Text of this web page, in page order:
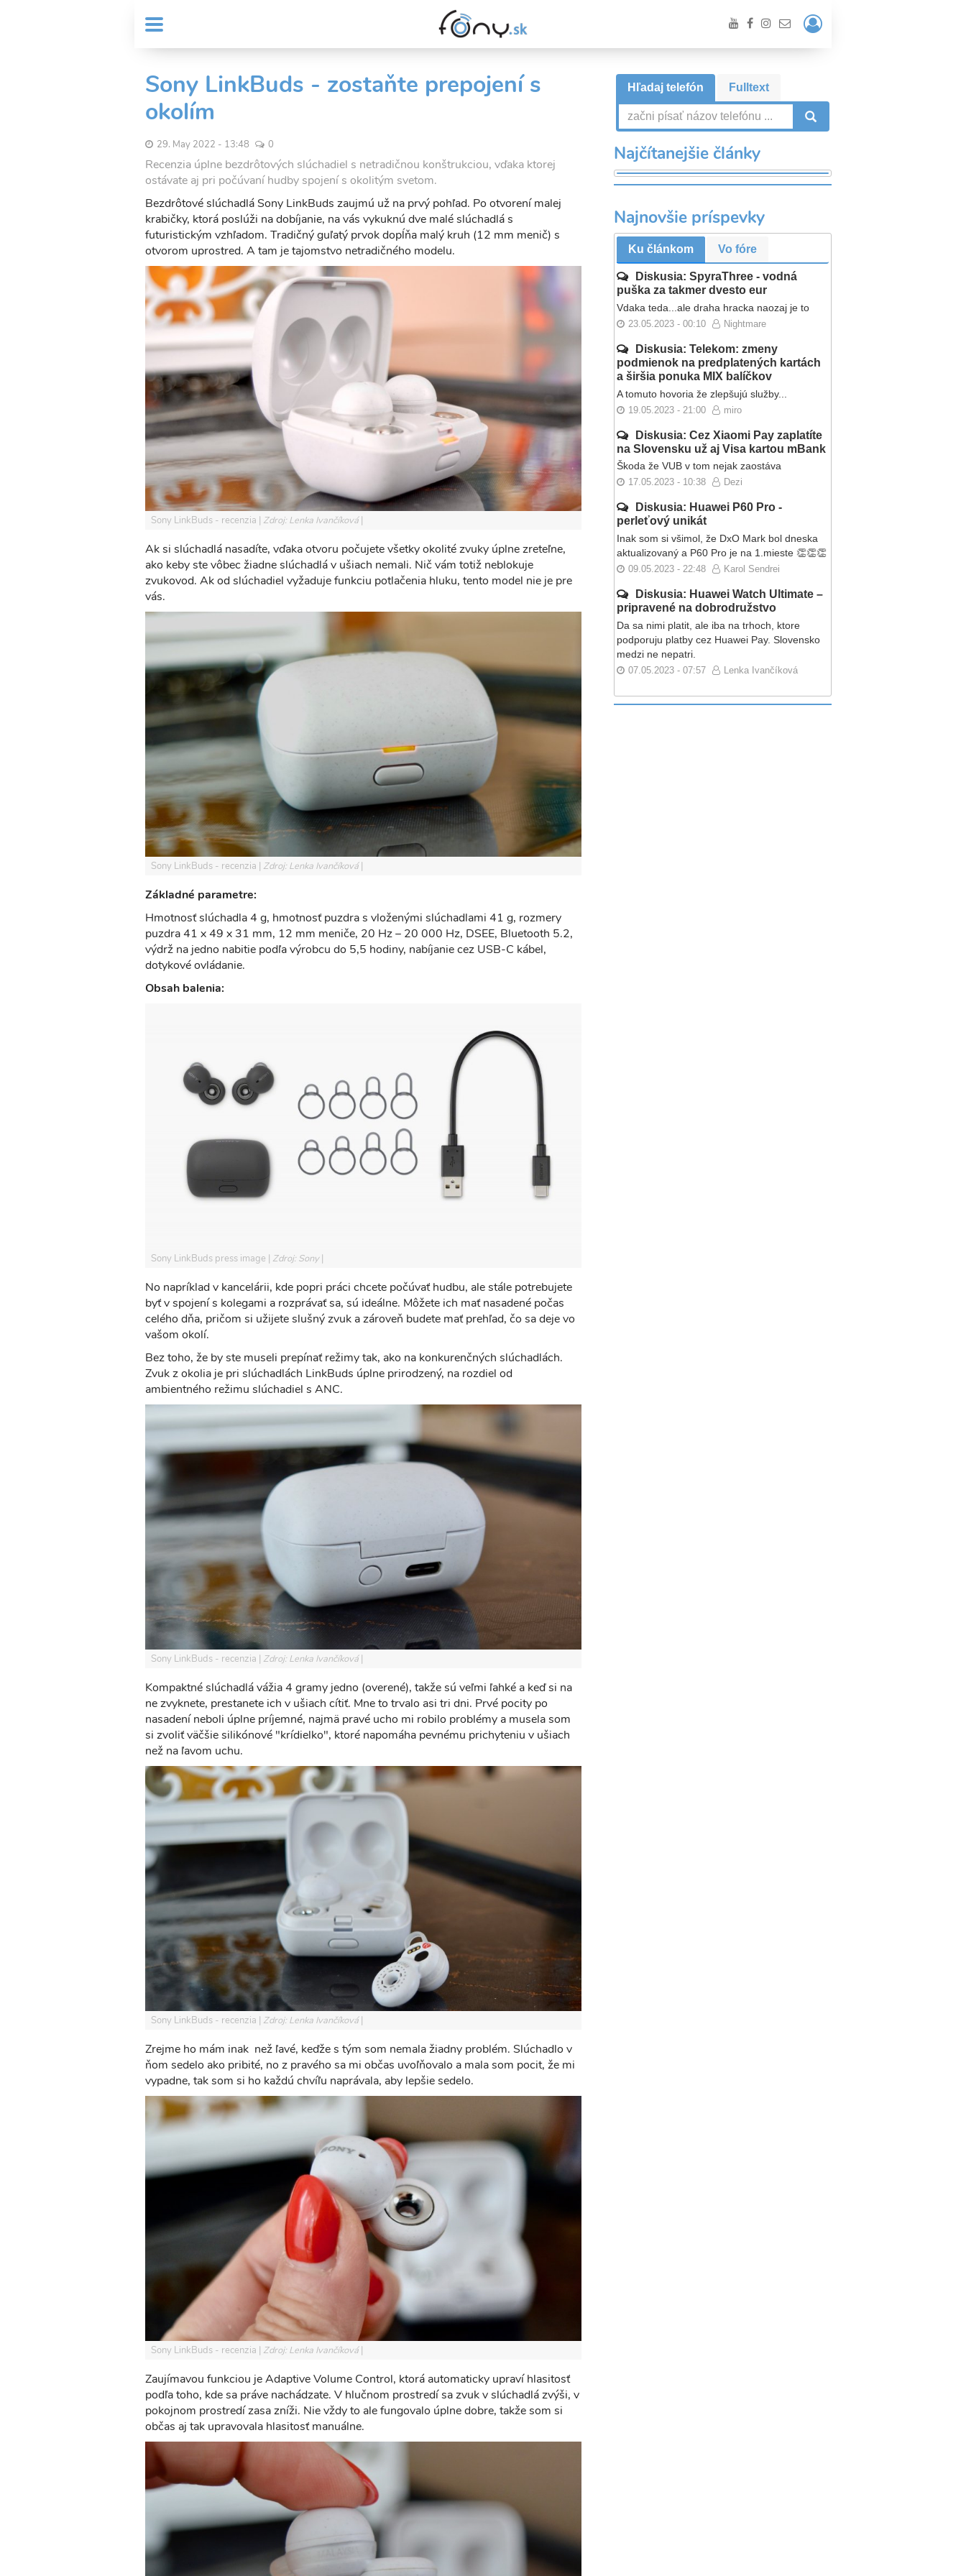
MENU
Header
menu
User
account
Prihlásiť
/
Registrácia
Sony LinkBuds - zostaňte prepojení s
okolím
29. May 2022 - 13:48 0
Recenzia úplne bezdrôtových slúchadiel s netradičnou konštrukciou, vďaka ktorej
ostávate aj pri počúvaní hudby spojení s okolitým svetom.
Bezdrôtové slúchadlá Sony LinkBuds zaujmú už na prvý pohľad. Po otvorení malej
krabičky, ktorá poslúži na dobíjanie, na vás vykuknú dve malé slúchadlá s
futuristickým vzhľadom. Tradičný guľatý prvok dopĺňa malý kruh (12 mm menič) s
otvorom uprostred. A tam je tajomstvo netradičného modelu.
Sony LinkBuds - recenzia Zdroj: Lenka Ivančíková
Ak si slúchadlá nasadíte, vďaka otvoru počujete všetky okolité zvuky úplne zreteľne,
ako keby ste vôbec žiadne slúchadlá v ušiach nemali. Nič vám totiž neblokuje
zvukovod. Ak od slúchadiel vyžaduje funkciu potlačenia hluku, tento model nie je pre
vás.
Sony LinkBuds - recenzia Zdroj: Lenka Ivančíková
Základné parametre:
Hmotnosť slúchadla 4 g, hmotnosť puzdra s vloženými slúchadlami 41 g, rozmery
puzdra 41 x 49 x 31 mm, 12 mm meniče, 20 Hz – 20 000 Hz, DSEE, Bluetooth 5.2,
výdrž na jedno nabitie podľa výrobcu do 5,5 hodiny, nabíjanie cez USB-C kábel,
dotykové ovládanie.
Obsah balenia:
Sony LinkBuds press image Zdroj: Sony
No napríklad v kancelárii, kde popri práci chcete počúvať hudbu, ale stále potrebujete
byť v spojení s kolegami a rozprávať sa, sú ideálne. Môžete ich mať nasadené počas
celého dňa, pričom si užijete slušný zvuk a zároveň budete mať prehľad, čo sa deje vo
vašom okolí.
Bez toho, že by ste museli prepínať režimy tak, ako na konkurenčných slúchadlách.
Zvuk z okolia je pri slúchadlách LinkBuds úplne prirodzený, na rozdiel od
ambientného režimu slúchadiel s ANC.
Sony LinkBuds - recenzia Zdroj: Lenka Ivančíková
Kompaktné slúchadlá vážia 4 gramy jedno (overené), takže sú veľmi ľahké a keď si na
ne zvyknete, prestanete ich v ušiach cítiť. Mne to trvalo asi tri dni. Prvé pocity po
nasadení neboli úplne príjemné, najmä pravé ucho mi robilo problémy a musela som
si zvoliť väčšie silikónové "krídielko", ktoré napomáha pevnému prichyteniu v ušiach
než na ľavom uchu.
Sony LinkBuds - recenzia Zdroj: Lenka Ivančíková
Zrejme ho mám inak než ľavé, keďže s tým som nemala žiadny problém. Slúchadlo v
ňom sedelo ako pribité, no z pravého sa mi občas uvoľňovalo a mala som pocit, že mi
vypadne, tak som si ho každú chvíľu naprávala, aby lepšie sedelo.
Sony LinkBuds - recenzia Zdroj: Lenka Ivančíková
Zaujímavou funkciou je Adaptive Volume Control, ktorá automaticky upraví hlasitosť
podľa toho, kde sa práve nachádzate. V hlučnom prostredí sa zvuk v slúchadlá zvýši, v
pokojnom prostredí zasa zníži. Nie vždy to ale fungovalo úplne dobre, takže som si
občas aj tak upravovala hlasitosť manuálne.
Hľadaj telefón Fulltext
Najčítanejšie články
Najnovšie príspevky
Ku článkom Vo fóre
Diskusia: SpyraThree - vodná
puška za takmer dvesto eur
Vdaka teda...ale draha hracka naozaj je to
23.05.2023 - 00:10 Nightmare
Diskusia: Telekom: zmeny
podmienok na predplatených kartách
a širšia ponuka MIX balíčkov
A tomuto hovoria že zlepšujú služby...
19.05.2023 - 21:00 miro
Diskusia: Cez Xiaomi Pay zaplatíte
na Slovensku už aj Visa kartou mBank
Škoda že VUB v tom nejak zaostáva
17.05.2023 - 10:38 Dezi
Diskusia: Huawei P60 Pro -
perleťový unikát
Inak som si všimol, že DxO Mark bol dneska
aktualizovaný a P60 Pro je na 1.mieste 👏👏👏
09.05.2023 - 22:48 Karol Sendrei
Diskusia: Huawei Watch Ultimate –
pripravené na dobrodružstvo
Da sa nimi platit, ale iba na trhoch, ktore
podporuju platby cez Huawei Pay. Slovensko
medzi ne nepatri.
07.05.2023 - 07:57 Lenka Ivančíková